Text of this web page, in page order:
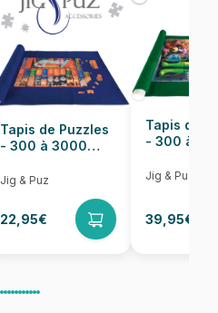
1000 pièces
68 x 48 cm
Tapis de Puzzles
- 300 à 3000
Jig & Puz
22,95€
Tapis de
- 300 à
Jig & Puz
39,95€